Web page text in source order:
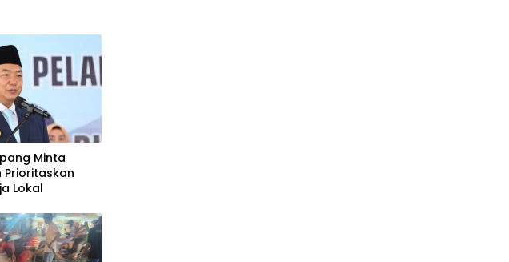
Minta
Lokal